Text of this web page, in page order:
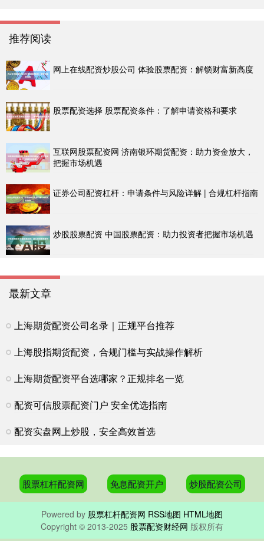
推荐阅读
网上在线配资炒股公司 体验股票配资：解锁财富新高度
股票配资选择 股票配资条件：了解申请资格和要求
互联网股票配资网 济南银环期货配资：助力资金放大，
把握市场机遇
证券公司配资杠杆：申请条件与风险详解 | 合规杠杆指南
炒股股票配资 中国股票配资：助力投资者把握市场机遇
最新文章
上海期货配资公司名录｜正规平台推荐
上海股指期货配资，合规门槛与实战操作解析
上海期货配资平台选哪家？正规排名一览
配资可信股票配资门户 安全优选指南
配资实盘网上炒股，安全高效首选
股票杠杆配资网 免息配资开户 炒股配资公司
Powered by 股票杠杆配资网 RSS地图 HTML地图
Copyright © 2013-2025 股票配资财经网 版权所有